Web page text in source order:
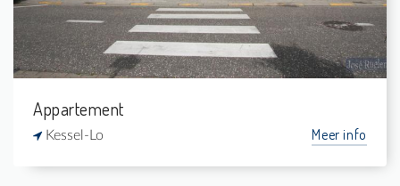
Appartement
Kessel-Lo Meer info